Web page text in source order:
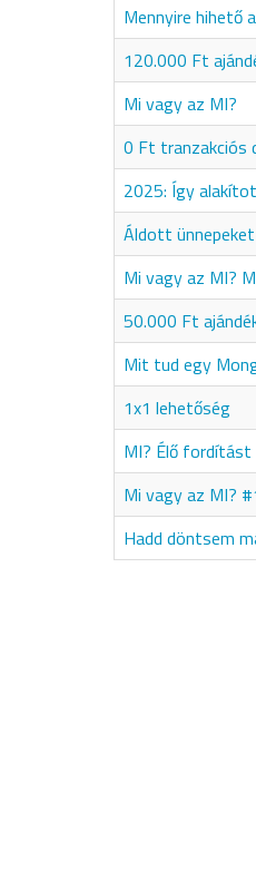
Mennyire hihető
120.000 Ft
Mi vagy az MI?
0 Ft tranzakciós
2025: Így
Áldott
Mi vagy az MI?
50.000 Ft
Mit tud egy
1x1 lehetőség
MI? Élő fordítást
Mi vagy az MI?
Hadd döntsem